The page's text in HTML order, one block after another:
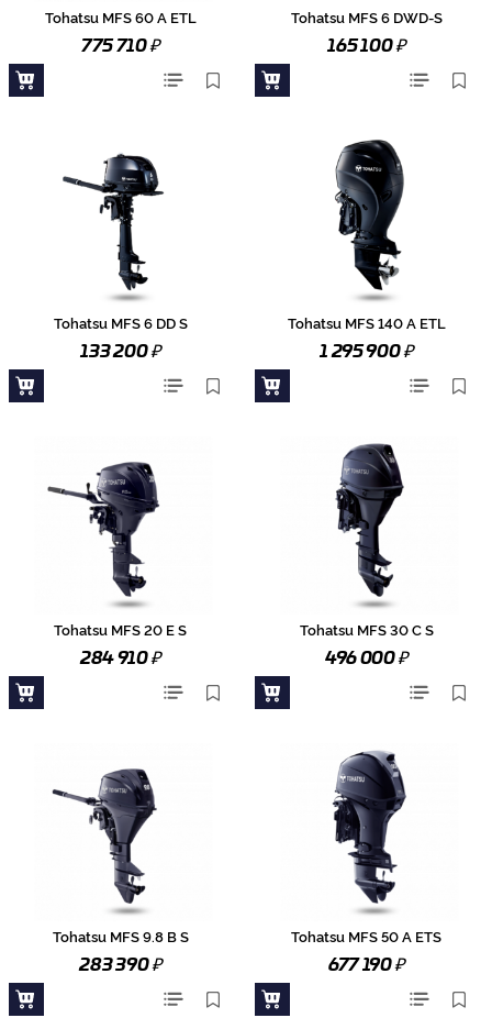
Tohatsu MFS 60 A ETL
775 710₽
Tohatsu MFS 6 DWD-S
165 100₽
Tohatsu MFS 6 DD S
133 200₽
Tohatsu MFS 140 A ETL
1 295 900₽
Tohatsu MFS 20 E S
284 910₽
Tohatsu MFS 30 C S
496 000₽
Tohatsu MFS 9.8 B S
283 390₽
Tohatsu MFS 50 A ETS
677 190₽